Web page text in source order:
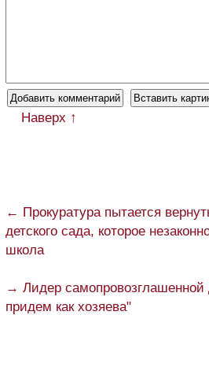
Наверх ↑
← Прокуратура пытается
детского сада, которое
школа
→ Лидер
придем как хозяева"